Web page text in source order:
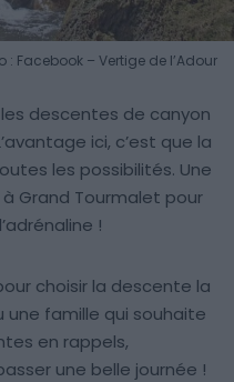
: Facebook – Vertige de l’Adour
descentes de canyon
ici, c’est que la
les possibilités. Une
Grand Tourmalet pour
!
choisir la descente la
famille qui souhaite
en rappels,
une belle journée !